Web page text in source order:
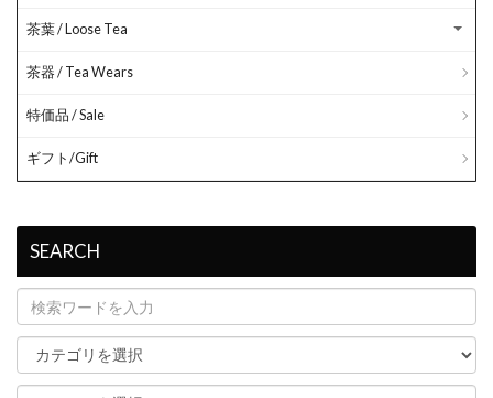
茶葉 / Loose Tea
茶器 / Tea Wears
特価品 / Sale
ギフト/Gift
SEARCH